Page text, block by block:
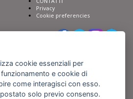
Privacy
Cookie preferencies
cookie essenziali per
e cookie di
come interagisci con esso.
solo previo consenso.